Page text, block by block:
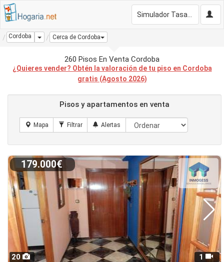
Cordoba Dropdown
Cerca de Cordoba
260 Pisos En Venta Cordoba
¿Quieres vender? Obtén la valoración de tu piso en Cordoba
gratis (Agosto 2026)
Pisos y apartamentos en venta
20 1
179.000€